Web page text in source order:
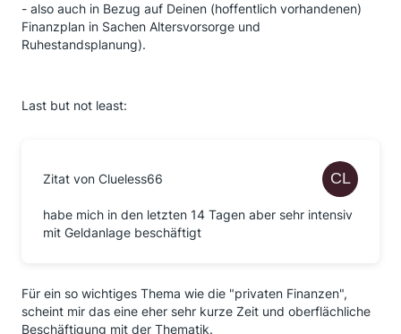
- also auch in Bezug auf Deinen (hoffentlich vorhandenen)
Finanzplan in Sachen Altersvorsorge und
Ruhestandsplanung).
Last but not least:
Zitat von Clueless66
habe mich in den letzten 14 Tagen aber sehr intensiv
mit Geldanlage beschäftigt
Für ein so wichtiges Thema wie die "privaten Finanzen",
scheint mir das eine eher sehr kurze Zeit und oberflächliche
Beschäftigung mit der Thematik.